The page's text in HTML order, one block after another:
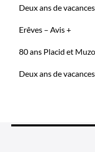
Deux ans de
Erêves – Avis +
80 ans Placid et
Deux ans de